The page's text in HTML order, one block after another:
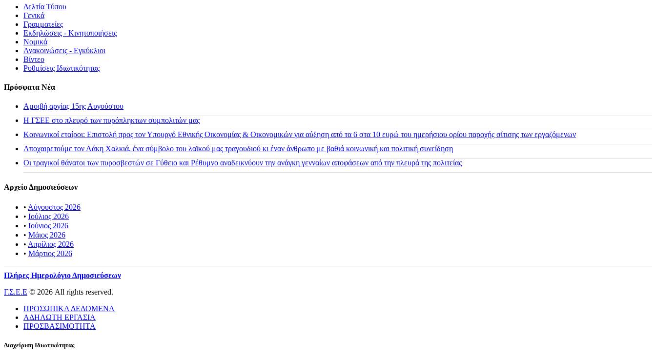
Δελτία Τύπου
Γενικά
Γραμματείες
Εκδηλώσεις - Κινητοποιήσεις
Νομικά
Ανακοινώσεις - Εγκύκλιοι
Βίντεο
Ρυθμίσεις Ιδιωτικότητας
Πρόσφατα Νέα
Αμοιβή αργίας 15ης Αυγούστου
H ΓΣΕΕ στο πλευρό των πυρόπληκτων συμπολιτών μας
Κοινωνικοί εταίροι: Επιστολή προς τον Υπουργό Εθνικής Οικονομίας & Οικονομικών για αύξηση από τα 6 στα 10 ευρώ του ημερήσιου ορίου παροχής σίτισης των εργαζόμενων
Αποχαιρετούμε τον Λάκη Χαλκιά, ένα σύμβολο του λαϊκού μας τραγουδιού κι έναν άνθρωπο με βαθιά κοινωνική και πολιτική συνείδηση
Οι τραγικοί θάνατοι των πυροσβεστών σε Γύθειο και Ρέθυμνο αναδεικνύουν την ανάγκη γενναίων αποφάσεων από την πλευρά της πολιτείας
Αρχείο Δημοσιεύσεων
• Αύγουστος 2026
• Ιούλιος 2026
• Ιούνιος 2026
• Μάιος 2026
• Απρίλιος 2026
• Μάρτιος 2026
Πλήρες Ημερολόγιο Δημοσιεύσεων
Γ.Σ.Ε.Ε © 2026 All rights reserved.
ΠΡΟΣΩΠΙΚΑ ΔΕΔΟΜΕΝΑ
ΑΔΗΛΩΤΗ ΕΡΓΑΣΙΑ
ΠΡΟΣΒΑΣΙΜΟΤΗΤΑ
Διαχείριση Ιδιωτικότητας